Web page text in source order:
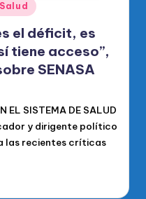
Salud
el déficit, es
tiene acceso”,
SENASA
EL SISTEMA DE SALUD
y dirigente político
las recientes críticas